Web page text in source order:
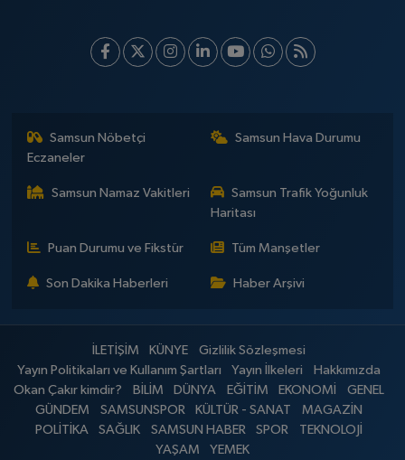
Samsun Nöbetçi
Eczaneler
Samsun Hava Durumu
Samsun Namaz Vakitleri
Samsun Trafik Yoğunluk
Haritası
Puan Durumu ve Fikstür Tüm Manşetler
Son Dakika Haberleri Haber Arşivi
İLETİŞİM KÜNYE
Gizlilik Sözleşmesi
Yayın Politikaları ve Kullanım Şartları
Yayın İlkeleri
Hakkımızda
Okan Çakır kimdir?
BİLİM DÜNYA EĞİTİM EKONOMİ
GENEL
GÜNDEM
SAMSUNSPOR KÜLTÜR - SANAT
MAGAZİN
POLİTİKA
SAĞLIK SAMSUN HABER SPOR
TEKNOLOJİ
YAŞAM
YEMEK